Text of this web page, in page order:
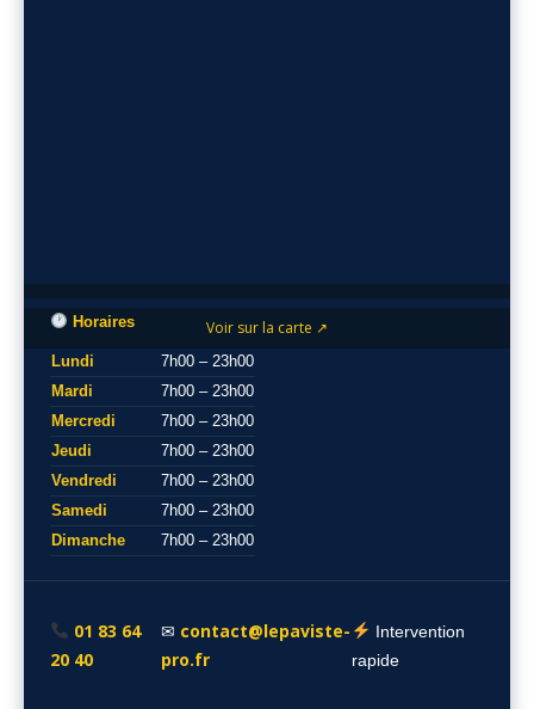
Voir sur la carte ↗
Horaires
Lundi
7h00 – 23h00
Mardi
7h00 – 23h00
Mercredi
7h00 – 23h00
Jeudi
7h00 – 23h00
Vendredi
7h00 – 23h00
Samedi
7h00 – 23h00
Dimanche
7h00 – 23h00
01 83 64
20 40
✉ contact@lepaviste-
pro.fr
Intervention
rapide